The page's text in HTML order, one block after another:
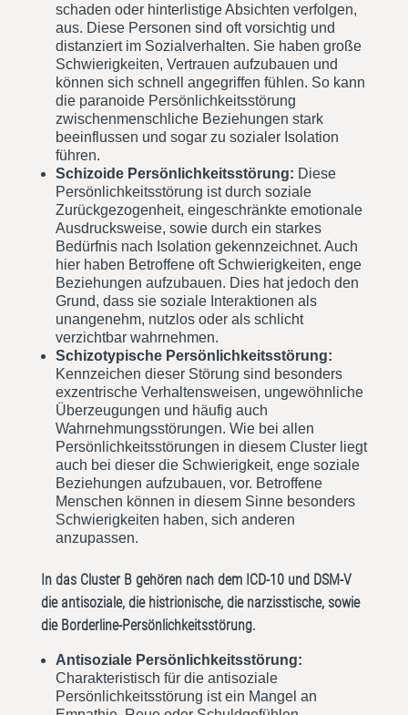
schaden oder hinterlistige Absichten verfolgen,
aus. Diese Personen sind oft vorsichtig und
distanziert im Sozialverhalten. Sie haben große
Schwierigkeiten, Vertrauen aufzubauen und
können sich schnell angegriffen fühlen. So kann
die paranoide Persönlichkeitsstörung
zwischenmenschliche Beziehungen stark
beeinflussen und sogar zu sozialer Isolation
führen.
Schizoide Persönlichkeitsstörung: Diese
Persönlichkeitsstörung ist durch soziale
Zurückgezogenheit, eingeschränkte emotionale
Ausdrucksweise, sowie durch ein starkes
Bedürfnis nach Isolation gekennzeichnet. Auch
hier haben Betroffene oft Schwierigkeiten, enge
Beziehungen aufzubauen. Dies hat jedoch den
Grund, dass sie soziale Interaktionen als
unangenehm, nutzlos oder als schlicht
verzichtbar wahrnehmen.
Schizotypische Persönlichkeitsstörung:
Kennzeichen dieser Störung sind besonders
exzentrische Verhaltensweisen, ungewöhnliche
Überzeugungen und häufig auch
Wahrnehmungsstörungen. Wie bei allen
Persönlichkeitsstörungen in diesem Cluster liegt
auch bei dieser die Schwierigkeit, enge soziale
Beziehungen aufzubauen, vor. Betroffene
Menschen können in diesem Sinne besonders
Schwierigkeiten haben, sich anderen
anzupassen.
In das Cluster B gehören nach dem ICD-10 und DSM-V
die antisoziale, die histrionische, die narzisstische, sowie
die Borderline-Persönlichkeitsstörung.
Antisoziale Persönlichkeitsstörung:
Charakteristisch für die antisoziale
Persönlichkeitsstörung ist ein Mangel an